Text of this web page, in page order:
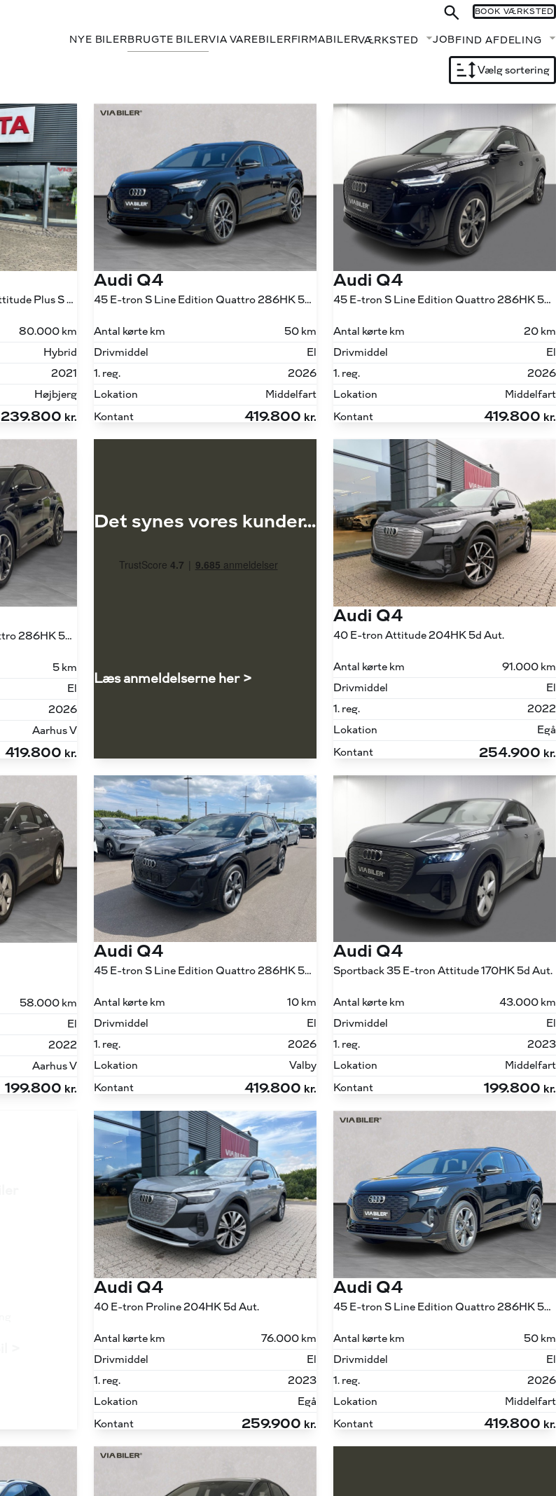
NYE BILER BRUGTE BILERVIA VAREBILER FIRMABILERVÆRKSTED Fold undermenu ud
JOB FIND AFDELING
BOOK VÆRKSTED
Vælg sortering
1,4 45 TFSI e Plugin-hybrid Attitude Plus S Tronic 245HK 5d 6g Aut.
80.000 km
Hybrid
2021
Højbjerg
239.800 kr.
Audi Q4
45 E-tron S Line Edition Quattro 286HK 5d Aut.
Antal kørte km
50 km
Drivmiddel
El
1. reg.
2026
Lokation
Middelfart
Kontant
419.800 kr.
Audi Q4
45 E-tron S Line Edition Quattro 286HK 5d Aut.
Antal kørte km
20 km
Drivmiddel
El
1. reg.
2026
Lokation
Middelfart
Kontant
419.800 kr.
45 E-tron S Line Edition Quattro 286HK 5d Aut.
5 km
El
2026
Aarhus V
419.800 kr.
Det synes vores kunder...
Læs anmeldelserne her >
Audi Q4
40 E-tron Attitude 204HK 5d Aut.
Antal kørte km
91.000 km
Drivmiddel
El
1. reg.
2022
Lokation
Egå
Kontant
254.900 kr.
58.000 km
El
2022
Aarhus V
199.800 kr.
Audi Q4
45 E-tron S Line Edition Quattro 286HK 5d Aut.
Antal kørte km
10 km
Drivmiddel
El
1. reg.
2026
Lokation
Valby
Kontant
419.800 kr.
Audi Q4
Sportback 35 E-tron Attitude 170HK 5d Aut.
Antal kørte km
43.000 km
Drivmiddel
El
1. reg.
2023
Lokation
Middelfart
Kontant
199.800 kr.
Audi Q4
40 E-tron Proline 204HK 5d Aut.
Antal kørte km
76.000 km
Drivmiddel
El
1. reg.
2023
Lokation
Egå
Kontant
259.900 kr.
Audi Q4
45 E-tron S Line Edition Quattro 286HK 5d Aut.
Antal kørte km
50 km
Drivmiddel
El
1. reg.
2026
Lokation
Middelfart
Kontant
419.800 kr.